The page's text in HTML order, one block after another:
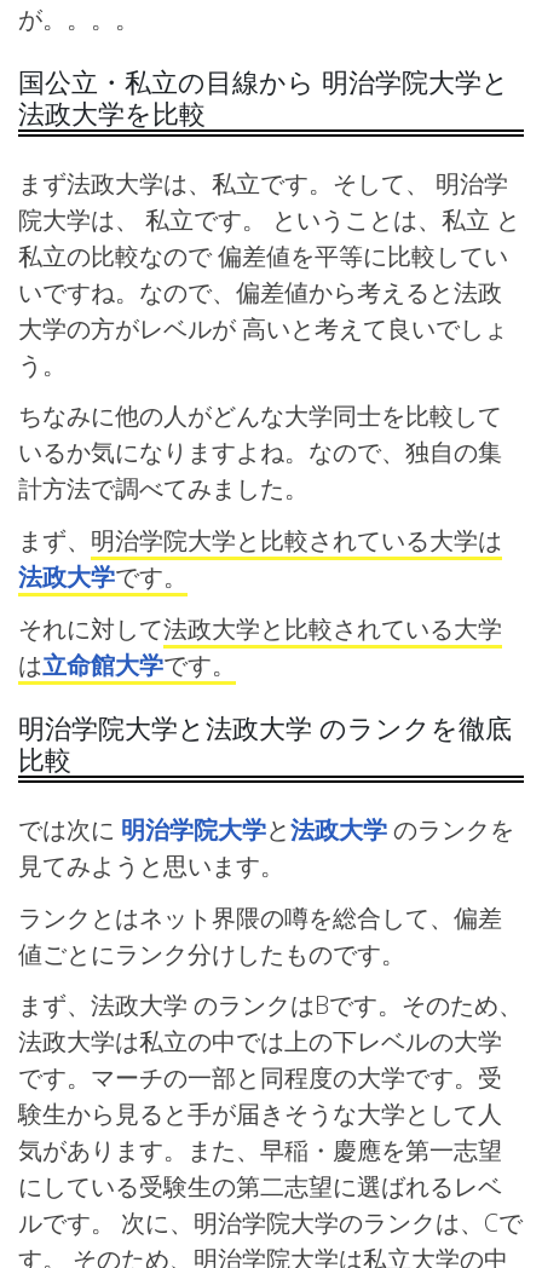
が。。。。
国公立・私立の目線から 明治学院大学と
法政大学を比較
まず法政大学は、私立です。そして、 明治学
院大学は、 私立です。 ということは、私立 と
私立の比較なので 偏差値を平等に比較してい
いですね。なので、偏差値から考えると法政
大学の方がレベルが 高いと考えて良いでしょ
う。
ちなみに他の人がどんな大学同士を比較して
いるか気になりますよね。なので、独自の集
計方法で調べてみました。
まず、 明治学院大学と比較されている大学は
法政大学です。
それに対して法政大学と比較されている大学
は立命館大学です。
明治学院大学と法政大学 のランクを徹底
比較
では次に 明治学院大学と法政大学のランクを
見てみようと思います。
ランクとはネット界隈の噂を総合して、偏差
値ごとにランク分けしたものです。
まず、法政大学 のランクはBです。そのため、
法政大学は私立の中では上の下レベルの大学
です。マーチの一部と同程度の大学です。受
験生から見ると手が届きそうな大学として人
気があります。また、早稲・慶應を第一志望
にしている受験生の第二志望に選ばれるレベ
ルです。 次に、明治学院大学のランクは、Cで
す。 そのため、明治学院大学は私立大学の中